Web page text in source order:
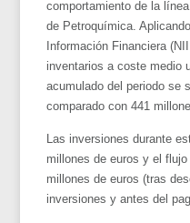
comportamiento de la
de Petroquímica.
Información Financiera
inventarios a coste medio
acumulado del periodo se
comparado con 441
Las inversiones durante
millones de euros y el
millones de euros (tras
inversiones y antes del